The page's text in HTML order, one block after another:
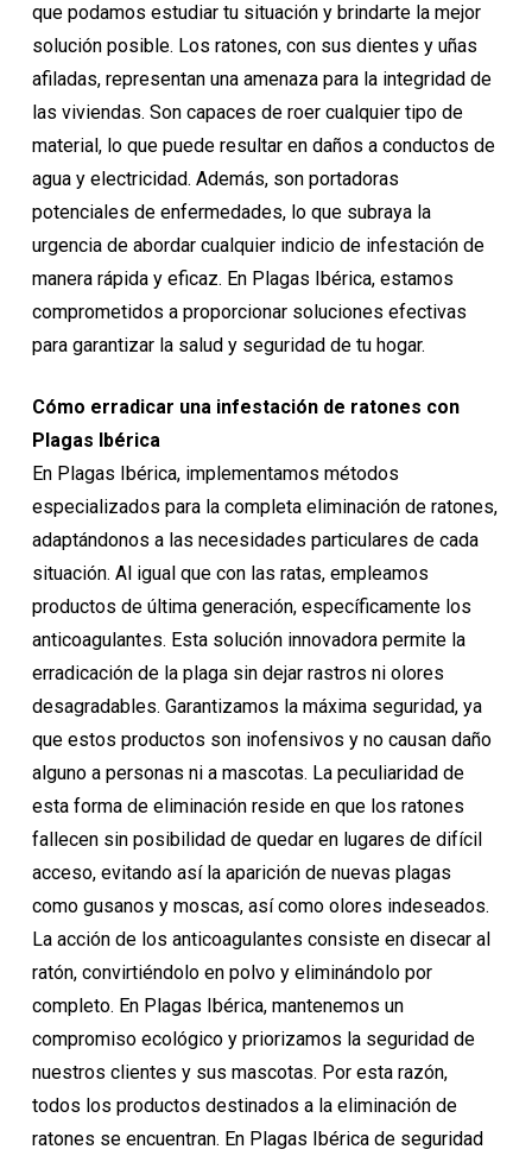
que podamos estudiar tu situación y brindarte la mejor
solución posible. Los ratones, con sus dientes y uñas
afiladas, representan una amenaza para la integridad de
las viviendas. Son capaces de roer cualquier tipo de
material, lo que puede resultar en daños a conductos de
agua y electricidad. Además, son portadoras
potenciales de enfermedades, lo que subraya la
urgencia de abordar cualquier indicio de infestación de
manera rápida y eficaz. En Plagas Ibérica, estamos
comprometidos a proporcionar soluciones efectivas
para garantizar la salud y seguridad de tu hogar.
Cómo erradicar una infestación de ratones con
Plagas Ibérica
En Plagas Ibérica, implementamos métodos
especializados para la completa eliminación de ratones,
adaptándonos a las necesidades particulares de cada
situación. Al igual que con las ratas, empleamos
productos de última generación, específicamente los
anticoagulantes. Esta solución innovadora permite la
erradicación de la plaga sin dejar rastros ni olores
desagradables. Garantizamos la máxima seguridad, ya
que estos productos son inofensivos y no causan daño
alguno a personas ni a mascotas. La peculiaridad de
esta forma de eliminación reside en que los ratones
fallecen sin posibilidad de quedar en lugares de difícil
acceso, evitando así la aparición de nuevas plagas
como gusanos y moscas, así como olores indeseados.
La acción de los anticoagulantes consiste en disecar al
ratón, convirtiéndolo en polvo y eliminándolo por
completo. En Plagas Ibérica, mantenemos un
compromiso ecológico y priorizamos la seguridad de
nuestros clientes y sus mascotas. Por esta razón,
todos los productos destinados a la eliminación de
ratones se encuentran. En Plagas Ibérica de seguridad